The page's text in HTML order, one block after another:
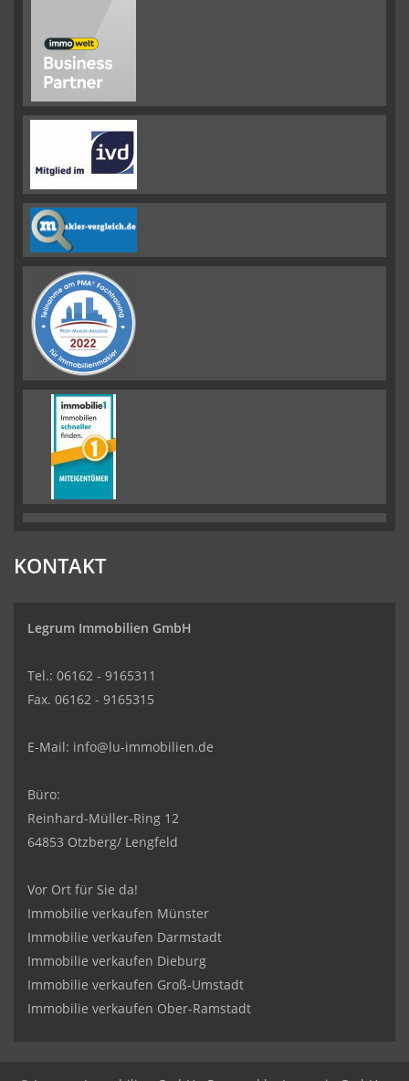
KONTAKT
Legrum Immobilien GmbH
Tel.: 06162 - 9165311
Fax. 06162 - 9165315
E-Mail: info@lu-immobilien.de
Büro:
Reinhard-Müller-Ring 12
64853 Otzberg/ Lengfeld
Vor Ort für Sie da!
Immobilie verkaufen Münster
Immobilie verkaufen Darmstadt
Immobilie verkaufen Dieburg
Immobilie verkaufen Groß-Umstadt
Immobilie verkaufen Ober-Ramstadt